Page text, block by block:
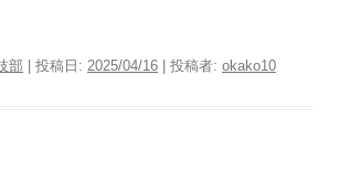
部 | 投稿日: 2025/04/16 投稿者: okako10